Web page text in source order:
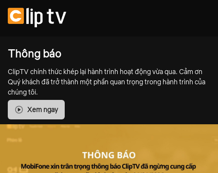
Thông báo
ClipTV chính thức khép lại hành trình hoạt động vừa qua. Cảm ơn
Quý khách đã trở thành một phần quan trọng trong hành trình của
chúng tôi.
Xem ngay